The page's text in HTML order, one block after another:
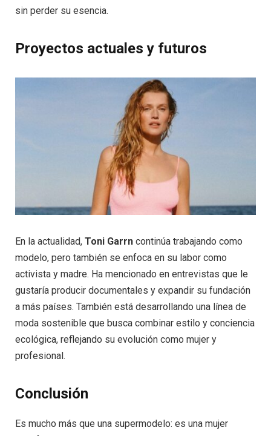
sin perder su esencia.
Proyectos actuales y futuros
En la actualidad, Toni Garrn continúa trabajando como
modelo, pero también se enfoca en su labor como
activista y madre. Ha mencionado en entrevistas que le
gustaría producir documentales y expandir su fundación
a más países. También está desarrollando una línea de
moda sostenible que busca combinar estilo y conciencia
ecológica, reflejando su evolución como mujer y
profesional.
Conclusión
Es mucho más que una supermodelo: es una mujer